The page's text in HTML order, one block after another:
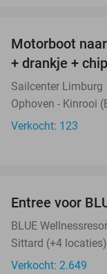
Motorboot
+ drankje +
Sailcenter Limburg
Ophoven - Kinrooi
Verkocht: 123
Entree voor
BLUE
Sittard (+4 locaties)
Verkocht: 2.649